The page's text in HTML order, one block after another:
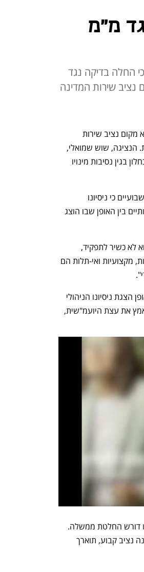
מ"מ
החלה בדיקה נגד
נציב שירות המדינה